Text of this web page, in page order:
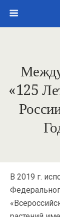
«125
В 2019 г.